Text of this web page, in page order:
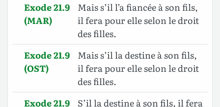
Exode 21.9
(MAR)
Mais s’il l’a fiancée à son fils,
il fera pour elle selon le droit
des filles.
Exode 21.9
(OST)
Mais s’il la destine à son fils,
il fera pour elle selon le droit
des filles.
Exode 21.9
S’il la destine à son fils, il fera